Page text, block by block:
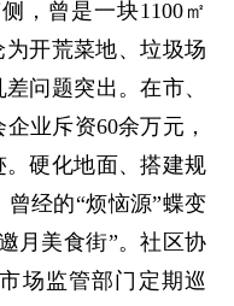
曾是一块1100㎡
开荒菜地、垃圾场
问题突出。在市、
业斥资60余万元，
。硬化地面、搭建规
经的“烦恼源”蝶变
月美食街”。社区协
场监管部门定期巡